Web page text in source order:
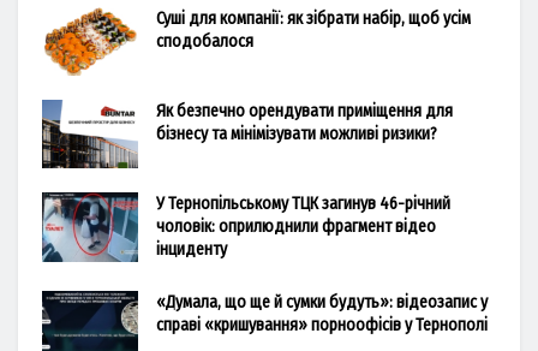
Суші для компанії: як зібрати набір, щоб усім
сподобалося
Як безпечно орендувати приміщення для
бізнесу та мінімізувати можливі ризики?
У Тернопільському ТЦК загинув 46-річний
чоловік: оприлюднили фрагмент відео
інциденту
«Думала, що ще й сумки будуть»: відеозапис у
справі «кришування» порноофісів у Тернополі